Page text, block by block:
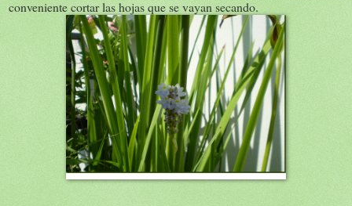
conveniente cortar las hojas que se vayan secando.